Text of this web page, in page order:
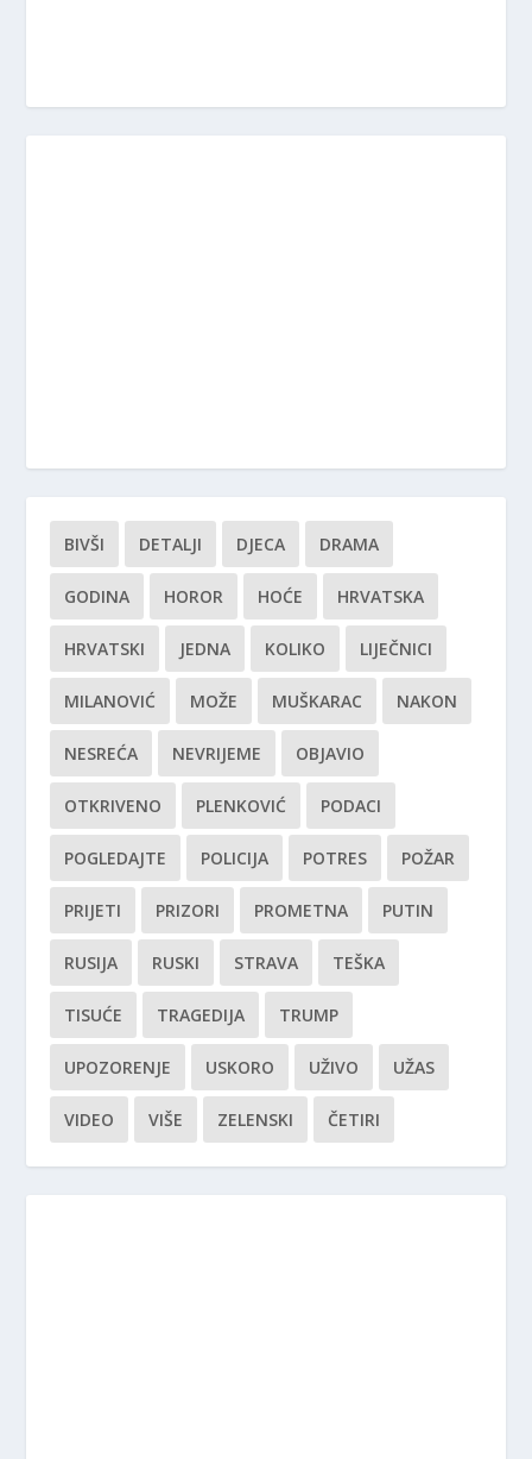
BIVŠI DETALJI DJECA DRAMA
GODINA HOROR HOĆE HRVATSKA
HRVATSKI JEDNA KOLIKO LIJEČNICI
MILANOVIĆ MOŽE MUŠKARAC NAKON
NESREĆA NEVRIJEME OBJAVIO
OTKRIVENO PLENKOVIĆ PODACI
POGLEDAJTE POLICIJA POTRES POŽAR
PRIJETI PRIZORI PROMETNA PUTIN
RUSIJA RUSKI STRAVA TEŠKA
TISUĆE TRAGEDIJA TRUMP
UPOZORENJE USKORO UŽIVO UŽAS
VIDEO VIŠE ZELENSKI ČETIRI